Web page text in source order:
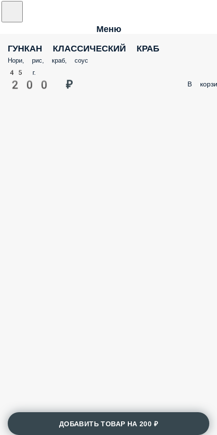
Меню
ГУНКАН КЛАССИЧЕСКИЙ КРАБ
Нори, рис, краб, соус
45 г.
200 ₽ В
ДОБАВИТЬ ТОВАР НА200 ₽